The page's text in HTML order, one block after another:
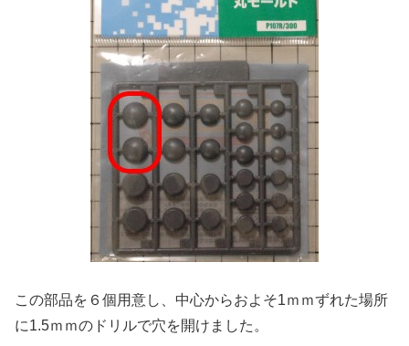
この部品を６個用意し、中心からおよそ1ｍｍずれた場所
に1.5ｍｍのドリルで穴を開けました。